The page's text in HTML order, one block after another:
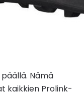
Nämä
kaikkien Prolink-